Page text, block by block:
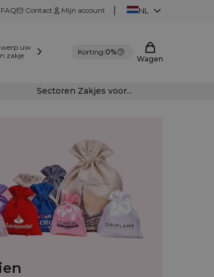
FAQ Contact Mijn account NL
uw
zakje
Korting:0%
Wagen
Sectoren Zakjes voor...